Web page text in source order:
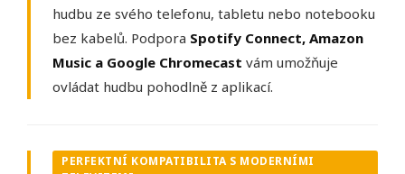
hudbu ze svého telefonu, tabletu nebo notebooku
bez kabelů. Podpora Spotify Connect, Amazon
Music a Google Chromecast vám umožňuje
ovládat hudbu pohodlně z aplikací.
PERFEKTNÍ KOMPATIBILITA S MODERNÍMI